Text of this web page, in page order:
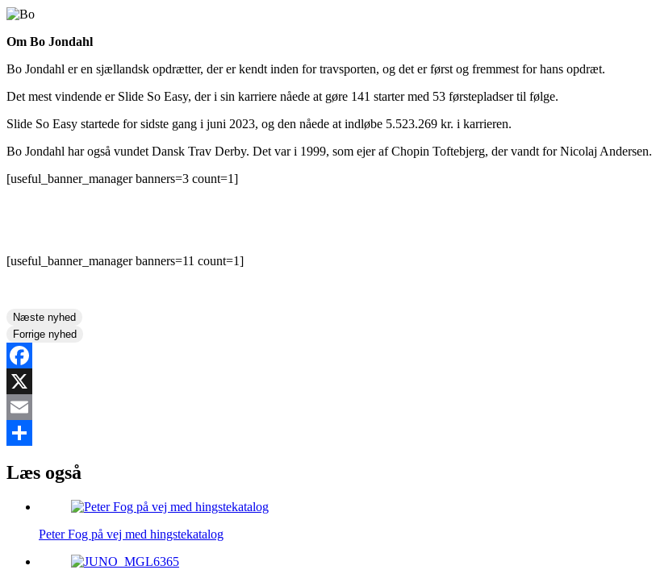
Om Bo Jondahl
Bo Jondahl er en sjællandsk opdrætter, der er kendt inden for travsporten, og det er først og fremmest for hans opdræt.
Det mest vindende er Slide So Easy, der i sin karriere nåede at gøre 141 starter med 53 førstepladser til følge.
Slide So Easy startede for sidste gang i juni 2023, og den nåede at indløbe 5.523.269 kr. i karrieren.
Bo Jondahl har også vundet Dansk Trav Derby. Det var i 1999, som ejer af Chopin Toftebjerg, der vandt for Nicolaj Andersen.
[useful_banner_manager banners=3 count=1]
[useful_banner_manager banners=11 count=1]
Næste nyhed
Forrige nyhed
Facebook
X
Email
Læs også
Peter Fog på vej med hingstekatalog